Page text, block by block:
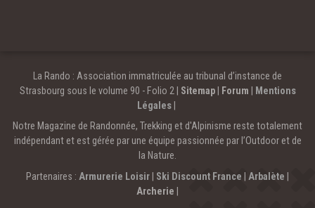
La Rando : Association immatriculée au tribunal d’instance de
Strasbourg sous le volume 90 - Folio 2 | Sitemap| Forum | Mentions
Légales |
Notre Magazine de Randonnée, Trekking et d'Alpinisme reste totalement
indépendant et est gérée par une équipe passionnée par l’Outdoor et de
la Nature.
Partenaires : Armurerie Loisir Ski Discount France Arbalète
Archerie